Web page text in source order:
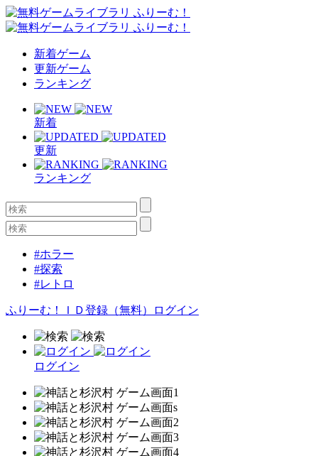
新着ゲーム
更新ゲーム
ランキング
新着
更新
ランキング
#ホラー
#探索
#レトロ
ふりーむ！ＩＤ登録（無料） ログイン
ログイン